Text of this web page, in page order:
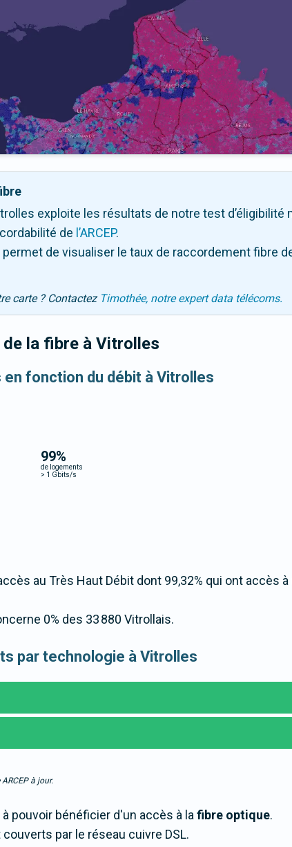
exploite les résultats de notre test
de l’ARCEP.
de visualiser le taux de raccordement fibre
carte ? Contactez Timothée, notre expert data télécoms.
la fibre à Vitrolles
fonction du débit à Vitrolles
99%
de logements
> 1 Gbits/s
au Très Haut Débit dont 99,32% qui ont accès à
0% des 33 880 Vitrollais.
par technologie à Vitrolles
à jour.
pouvoir bénéficier d'un accès à lafibre optique.
par le réseau cuivre DSL.